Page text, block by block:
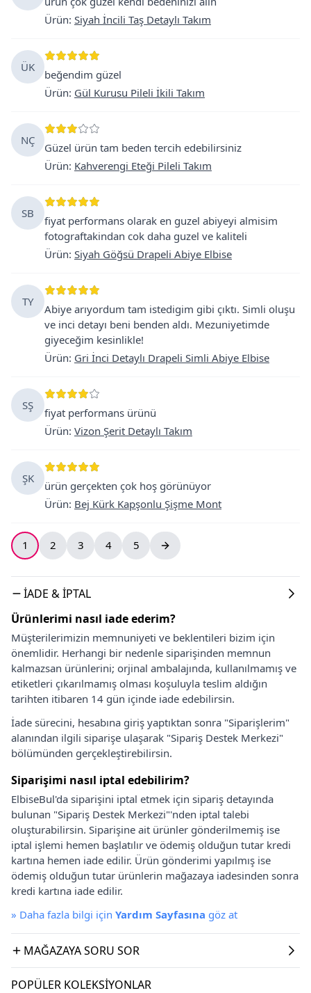
Ürün: Siyah İncili Taş Detaylı Takım
ÜK
beğendim güzel
Ürün: Gül Kurusu Pileli İkili Takım
NÇ
Güzel ürün tam beden tercih edebilirsiniz
Ürün: Kahverengi Eteği Pileli Takım
SB
fiyat performans olarak en guzel abiyeyi almisim
fotograftakindan cok daha guzel ve kaliteli
Ürün: Siyah Göğsü Drapeli Abiye Elbise
TY
Abiye arıyordum tam istedigim gibi çıktı. Simli oluşu
ve inci detayı beni benden aldı. Mezuniyetimde
giyeceğim kesinlikle!
Ürün: Gri İnci Detaylı Drapeli Simli Abiye Elbise
SŞ
fiyat performans ürünü
Ürün: Vizon Şerit Detaylı Takım
ŞK
ürün gerçekten çok hoş görünüyor
Ürün: Bej Kürk Kapşonlu Şişme Mont
1 2 3 4 5
İADE & İPTAL
Ürünlerimi nasıl iade ederim?
Müşterilerimizin memnuniyeti ve beklentileri bizim için
önemlidir. Herhangi bir nedenle siparişinden memnun
kalmazsan ürünlerini; orjinal ambalajında, kullanılmamış ve
etiketleri çıkarılmamış olması koşuluyla teslim aldığın
tarihten itibaren 14 gün içinde iade edebilirsin.
İade sürecini, hesabına giriş yaptıktan sonra "Siparişlerim"
alanından ilgili siparişe ulaşarak "Sipariş Destek Merkezi"
bölümünden gerçekleştirebilirsin.
Siparişimi nasıl iptal edebilirim?
ElbiseBul'da siparişini iptal etmek için sipariş detayında
bulunan "Sipariş Destek Merkezi"'nden iptal talebi
oluşturabilirsin. Siparişine ait ürünler gönderilmemiş ise
iptal işlemi hemen başlatılır ve ödemiş olduğun tutar kredi
kartına hemen iade edilir. Ürün gönderimi yapılmış ise
ödemiş olduğun tutar ürünlerin mağazaya iadesinden sonra
kredi kartına iade edilir.
» Daha fazla bilgi için Yardım Sayfasına göz at
MAĞAZAYA SORU SOR
POPÜLER KOLEKSIYONLAR